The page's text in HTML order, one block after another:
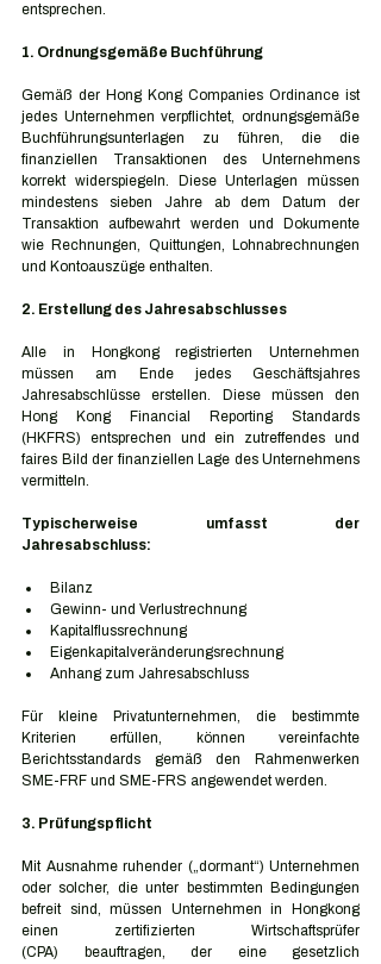
entsprechen.
1. Ordnungsgemäße Buchführung
Gemäß der Hong Kong Companies Ordinance ist
jedes Unternehmen verpflichtet, ordnungsgemäße
Buchführungsunterlagen zu führen, die die
finanziellen Transaktionen des Unternehmens
korrekt widerspiegeln. Diese Unterlagen müssen
mindestens sieben Jahre ab dem Datum der
Transaktion aufbewahrt werden und Dokumente
wie Rechnungen, Quittungen, Lohnabrechnungen
und Kontoauszüge enthalten.
2. Erstellung des Jahresabschlusses
Alle in Hongkong registrierten Unternehmen
müssen am Ende jedes Geschäftsjahres
Jahresabschlüsse erstellen. Diese müssen den
Hong Kong Financial Reporting Standards
(HKFRS) entsprechen und ein zutreffendes und
faires Bild der finanziellen Lage des Unternehmens
vermitteln.
Typischerweise umfasst der
Jahresabschluss:
Bilanz
Gewinn- und Verlustrechnung
Kapitalflussrechnung
Eigenkapitalveränderungsrechnung
Anhang zum Jahresabschluss
Für kleine Privatunternehmen, die bestimmte
Kriterien erfüllen, können vereinfachte
Berichtsstandards gemäß den Rahmenwerken
SME-FRF und SME-FRS angewendet werden.
3. Prüfungspflicht
Mit Ausnahme ruhender („dormant“) Unternehmen
oder solcher, die unter bestimmten Bedingungen
befreit sind, müssen Unternehmen in Hongkong
einen zertifizierten Wirtschaftsprüfer
(CPA) beauftragen, der eine gesetzlich